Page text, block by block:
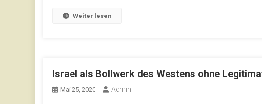
Weiter lesen
Israel als Bollwerk des Westens ohne
Mai 25, 2020 Admin